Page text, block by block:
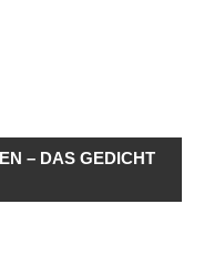
– DAS GEDICHT